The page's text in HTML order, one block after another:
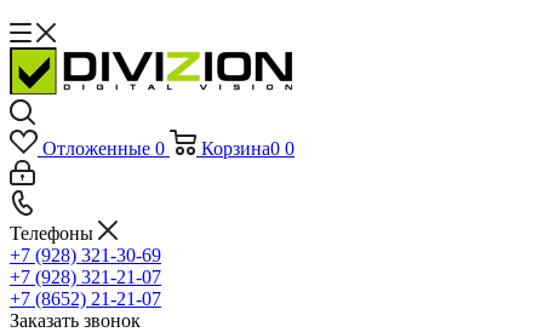
Отложенные 0 Корзина0 0
Телефоны
+7 (928) 321-30-69
+7 (928) 321-21-07
+7 (8652) 21-21-07
Заказать звонок